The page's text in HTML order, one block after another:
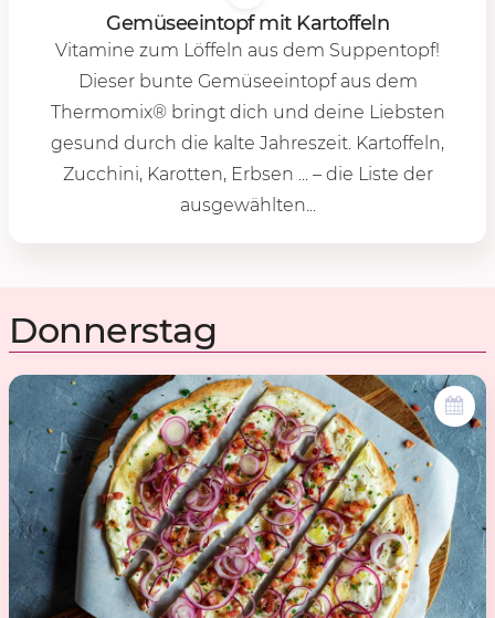
Ge­mü­se­ein­topf mit Kar­tof­feln
Vitamine zum Löffeln aus dem Suppentopf!
Dieser bunte Gemüseeintopf aus dem
Thermomix®️ bringt dich und deine Liebsten
gesund durch die kalte Jahreszeit. Kartoffeln,
Zucchini, Karotten, Erbsen ... – die Liste der
ausgewählten...
Donnerstag